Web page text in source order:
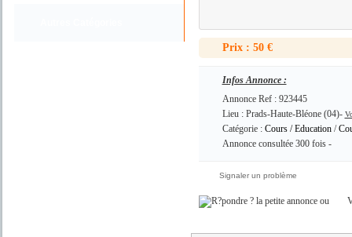
Prix : 50 €
Infos Annonce :
Annonce Ref : 923445
Lieu : Prads-Haute-Bléone (04)-
Catégorie : Cours / Education/
Annonce consultée 300 fois -
Signaler un problème
ou